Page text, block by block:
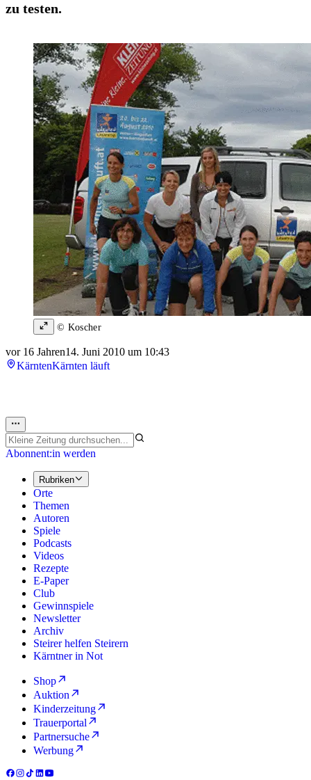
zu testen.
© Koscher
vor 16 Jahren14. Juni 2010 um 10:43
KärntenKärnten läuft
Abonnent:in werden
Rubriken
Orte
Themen
Autoren
Spiele
Podcasts
Videos
Rezepte
E-Paper
Club
Gewinnspiele
Newsletter
Archiv
Steirer helfen Steirern
Kärntner in Not
Shop
Auktion
Kinderzeitung
Trauerportal
Partnersuche
Werbung